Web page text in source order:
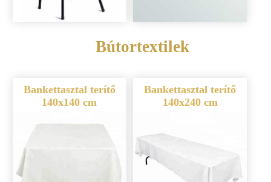
Bútortextilek
Bankettasztal terítő
140x140 cm
Bankettasztal terítő
140x240 cm